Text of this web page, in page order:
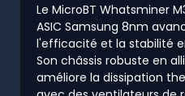
Le MicroBT Whatsminer
ASIC Samsung 8nm
l'efficacité et la stabilité
Son châssis robuste en
améliore la dissipation